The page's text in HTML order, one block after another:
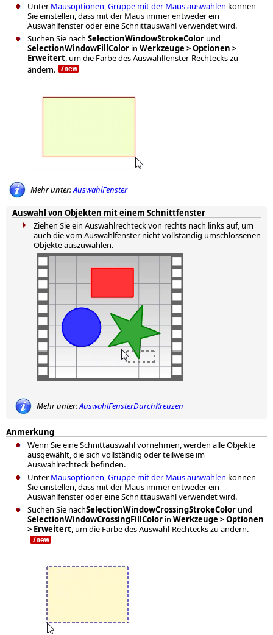
UnterMausoptionen, Gruppe mit der Maus auswählen können
Sie einstellen, dass mit der Maus immer entweder ein
Auswahlfenster oder eine Schnittauswahl verwendet wird.
Suchen Sie nach SelectionWindowStrokeColor und
SelectionWindowFillColor in Werkzeuge > Optionen >
Erweitert, um die Farbe des Auswahlfenster-Rechtecks zu
ändern.
Mehr unter:AuswahlFenster
Auswahl von Objekten mit einem Schnittfenster
Ziehen Sie ein Auswahlrechteck von rechts nach links auf, um
auch die vom Auswahlfenster nicht vollständig umschlossenen
Objekte auszuwählen.
Mehr unter:AuswahlFensterDurchKreuzen
Anmerkung
Wenn Sie eine Schnittauswahl vornehmen, werden alle Objekte
ausgewählt, die sich vollständig oder teilweise im
Auswahlrechteck befinden.
UnterMausoptionen, Gruppe mit der Maus auswählen können
Sie einstellen, dass mit der Maus immer entweder ein
Auswahlfenster oder eine Schnittauswahl verwendet wird.
Suchen Sie nachSelectionWindowCrossingStrokeColor und
SelectionWindowCrossingFillColor in Werkzeuge > Optionen
> Erweitert, um die Farbe des Auswahl-Rechtecks zu ändern.